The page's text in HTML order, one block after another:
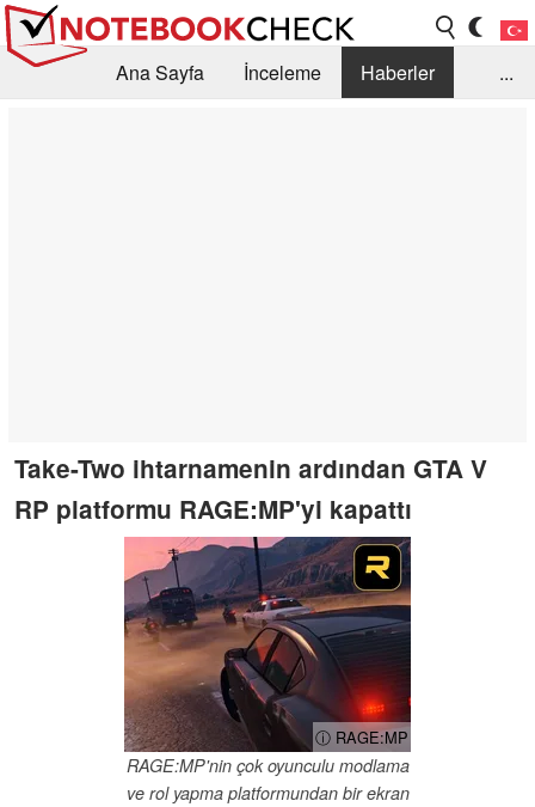
Ana Sayfa İnceleme
Haberler
...
Take-Two ihtarnamenin ardından GTA V
RP platformu RAGE:MP'yi kapattı
ⓘ RAGE:MP
RAGE:MP'nin çok oyunculu modlama
ve rol yapma platformundan bir ekran